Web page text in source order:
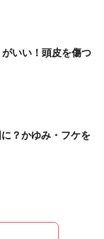
いい！頭皮を傷つ
？かゆみ・フケを